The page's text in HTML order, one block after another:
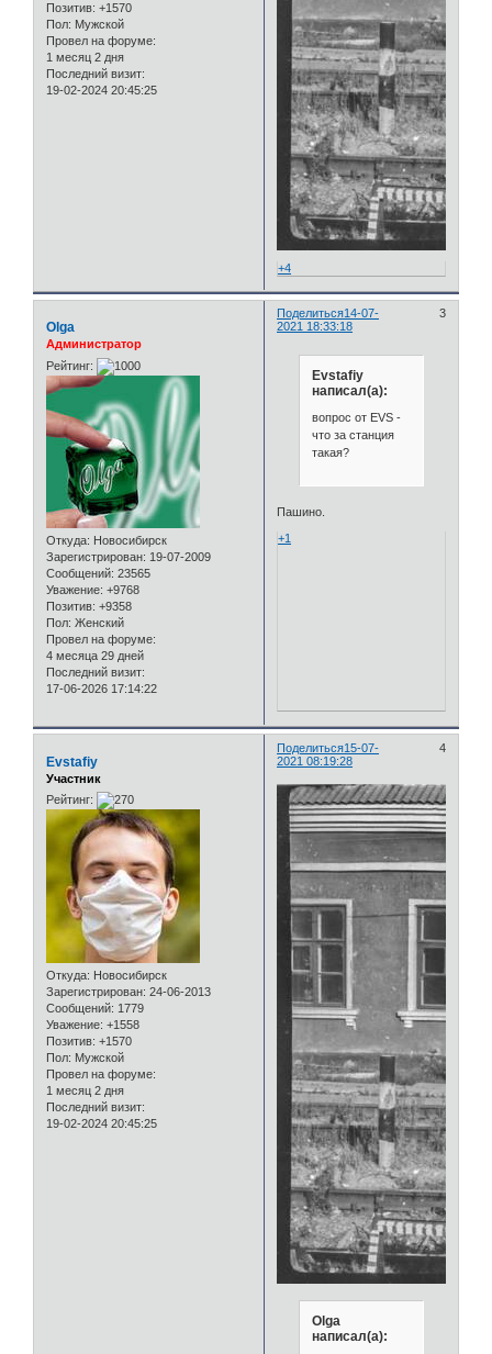
Позитив: +1570
Пол: Мужской
Провел на форуме:
1 месяц 2 дня
Последний визит:
19-02-2024 20:45:25
+4
Поделиться 3
14-07-
2021 18:33:18
Olga
Администратор
Рейтинг:
Откуда: Новосибирск
Зарегистрирован: 19-07-2009
Сообщений: 23565
Уважение: +9768
Позитив: +9358
Пол: Женский
Провел на форуме:
4 месяца 29 дней
Последний визит:
17-06-2026 17:14:22
Evstafiy
написал(а):
вопрос от EVS -
что за станция
такая?
Пашино.
+1
Поделиться 4
15-07-
2021 08:19:28
Evstafiy
Участник
Рейтинг:
Откуда: Новосибирск
Зарегистрирован: 24-06-2013
Сообщений: 1779
Уважение: +1558
Позитив: +1570
Пол: Мужской
Провел на форуме:
1 месяц 2 дня
Последний визит:
19-02-2024 20:45:25
Olga
написал(а):